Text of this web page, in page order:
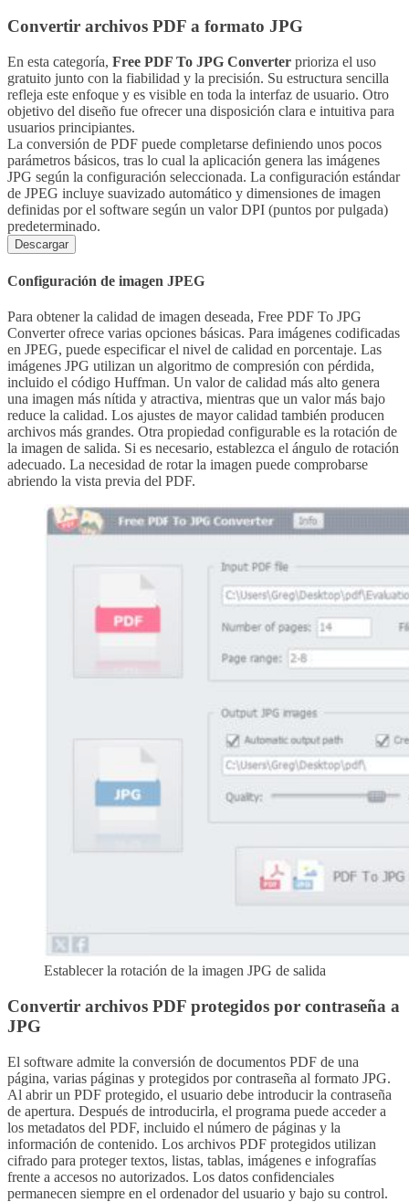
Convertir archivos PDF a formato JPG
En esta categoría, Free PDF To JPG Converter prioriza el uso
gratuito junto con la fiabilidad y la precisión. Su estructura sencilla
refleja este enfoque y es visible en toda la interfaz de usuario. Otro
objetivo del diseño fue ofrecer una disposición clara e intuitiva para
usuarios principiantes.
La conversión de PDF puede completarse definiendo unos pocos
parámetros básicos, tras lo cual la aplicación genera las imágenes
JPG según la configuración seleccionada. La configuración estándar
de JPEG incluye suavizado automático y dimensiones de imagen
definidas por el software según un valor DPI (puntos por pulgada)
predeterminado.
Descargar
Configuración de imagen JPEG
Para obtener la calidad de imagen deseada, Free PDF To JPG
Converter ofrece varias opciones básicas. Para imágenes codificadas
en JPEG, puede especificar el nivel de calidad en porcentaje. Las
imágenes JPG utilizan un algoritmo de compresión con pérdida,
incluido el código Huffman. Un valor de calidad más alto genera
una imagen más nítida y atractiva, mientras que un valor más bajo
reduce la calidad. Los ajustes de mayor calidad también producen
archivos más grandes. Otra propiedad configurable es la rotación de
la imagen de salida. Si es necesario, establezca el ángulo de rotación
adecuado. La necesidad de rotar la imagen puede comprobarse
abriendo la vista previa del PDF.
Establecer la rotación de la imagen JPG de salida
Convertir archivos PDF protegidos por contraseña a
JPG
El software admite la conversión de documentos PDF de una
página, varias páginas y protegidos por contraseña al formato JPG.
Al abrir un PDF protegido, el usuario debe introducir la contraseña
de apertura. Después de introducirla, el programa puede acceder a
los metadatos del PDF, incluido el número de páginas y la
información de contenido. Los archivos PDF protegidos utilizan
cifrado para proteger textos, listas, tablas, imágenes e infografías
frente a accesos no autorizados. Los datos confidenciales
permanecen siempre en el ordenador del usuario y bajo su control.